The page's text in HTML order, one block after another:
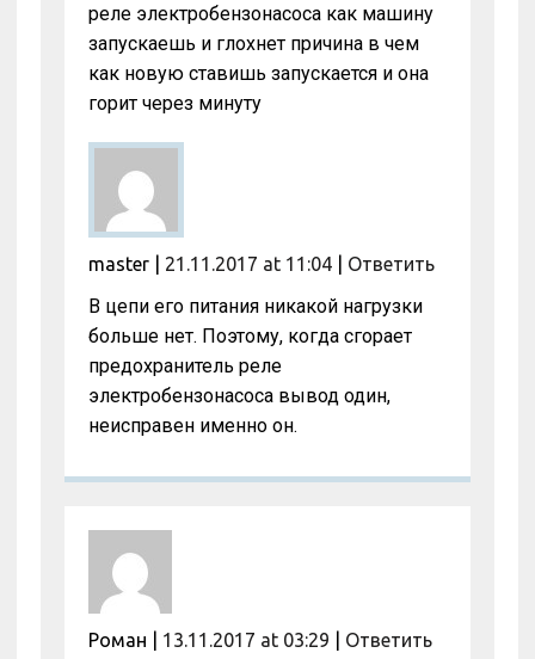
реле электробензонасоса как машину
запускаешь и глохнет причина в чем
как новую ставишь запускается и она
горит через минуту
master| 21.11.2017 at 11:04| Ответить
В цепи его питания никакой нагрузки
больше нет. Поэтому, когда сгорает
предохранитель реле
электробензонасоса вывод один,
неисправен именно он.
Роман 13.11.2017 at 03:29 Ответить